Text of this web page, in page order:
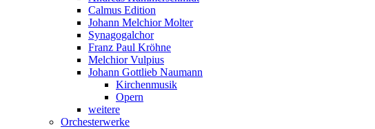
Calmus Edition
Johann Melchior Molter
Synagogalchor
Franz Paul Kröhne
Melchior Vulpius
Johann Gottlieb Naumann
Kirchenmusik
Opern
weitere
Orchesterwerke